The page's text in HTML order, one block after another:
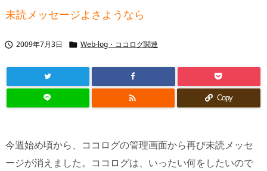
未読メッセージよさようなら
 2009年7月3日  Web-log・ココログ関連
 Copy
今週始め頃から、ココログの管理画面から再び未読メッセ
ージが消えました。ココログは、いったい何をしたいので